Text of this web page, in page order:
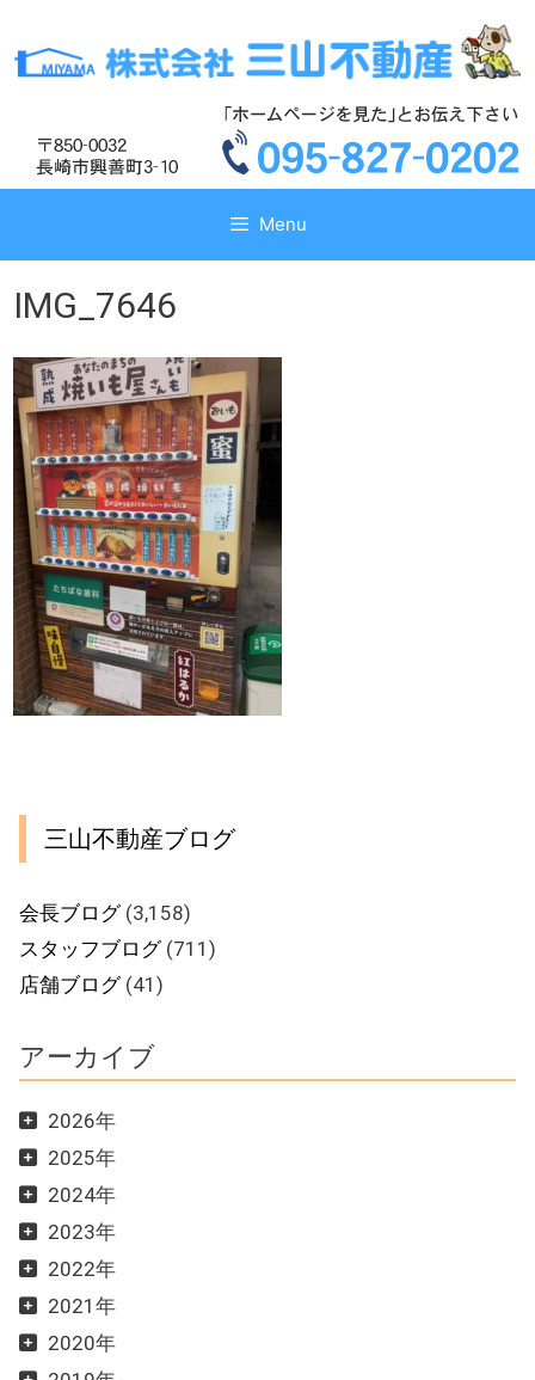
テ
ス
テ
ス
Menu
IMG_7646
三山不動産ブログ
会長ブログ(3,158)
スタッフブログ(711)
店舗ブログ(41)
アーカイブ
2026年
2025年
2024年
2023年
2022年
2021年
2020年